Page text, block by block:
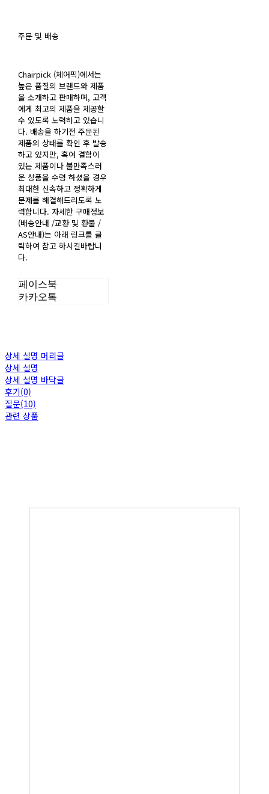
주문 및 배송
Chairpick (체어픽)에서는
높은 품질의 브랜드와 제품
을 소개하고 판매하며, 고객
에게 최고의 제품을 제공할
수 있도록 노력하고 있습니
다. 배송을 하기전 주문된
제품의 상태를 확인 후 발송
하고 있지만, 혹여 결함이
있는 제품이나 불만족스러
운 상품을 수령 하셨을 경우
최대한 신속하고 정확하게
문제를 해결해드리도록 노
력합니다. 자세한 구매정보
(배송안내 /교환 및 환불 /
AS안내)는 아래 링크를 클
릭하여 참고 하시길바랍니
다.
페이스북
카카오톡
상세 설명 머리글
상세 설명
상세 설명 바닥글
후기(0)
질문(10)
관련 상품